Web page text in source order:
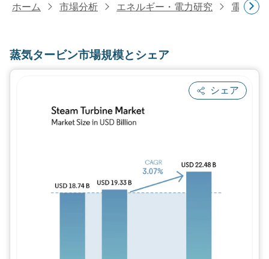
ホーム 市場分析 エネルギー・電力研究 電力設
蒸気タービン市場規模とシェア
シェア